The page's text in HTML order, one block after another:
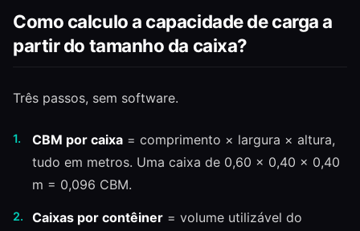
Como calculo a capacidade de carga a
partir do tamanho da caixa?
Três passos, sem software.
CBM por caixa = comprimento × largura × altura,
tudo em metros. Uma caixa de 0,60 × 0,40 × 0,40
m = 0,096 CBM.
Caixas por contêiner = volume utilizável do